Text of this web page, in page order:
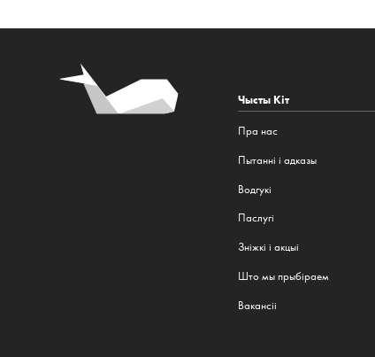
Чысты Кіт
Пра нас
Пытанні і адказы
Водгукі
Паслугі
Зніжкі і акцыі
Што мы прыбіраем
Вакансіі